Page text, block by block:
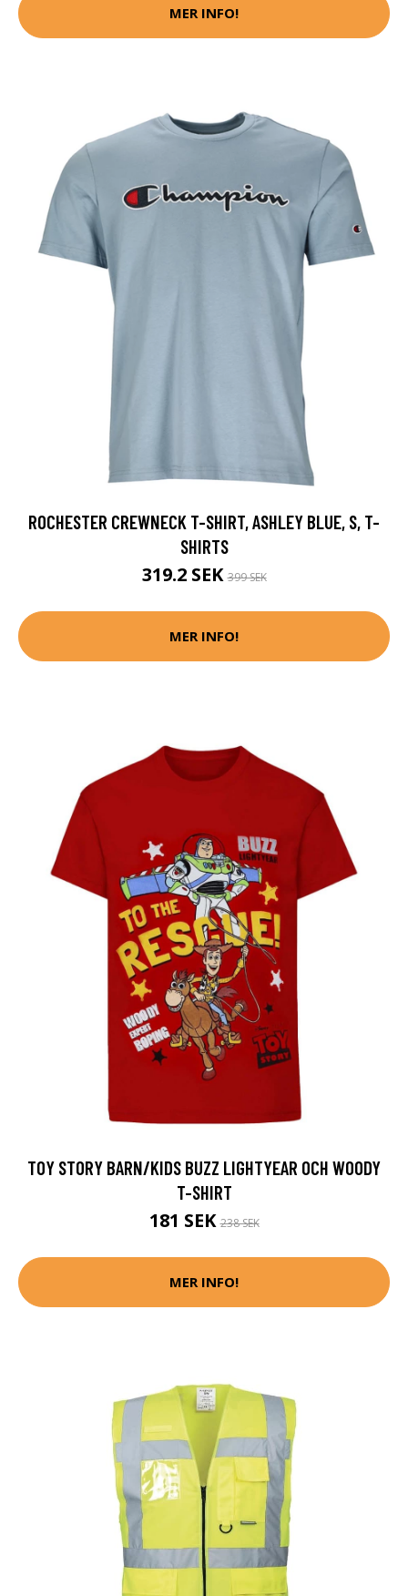
MER INFO!
ROCHESTER CREWNECK T-SHIRT, ASHLEY BLUE, S, T-
SHIRTS
319.2 SEK399 SEK
MER INFO!
TOY STORY BARN/KIDS BUZZ LIGHTYEAR OCH WOODY
T-SHIRT
181 SEK238 SEK
MER INFO!